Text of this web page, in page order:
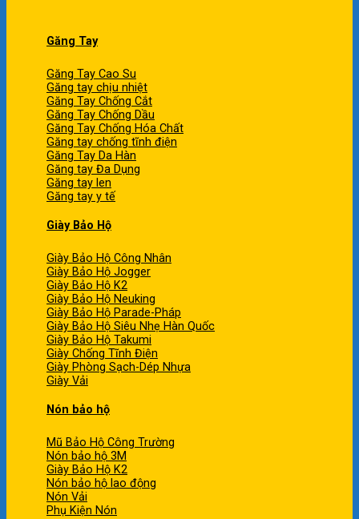
Găng Tay
Găng Tay Cao Su
Găng tay chịu nhiệt
Găng Tay Chống Cắt
Găng Tay Chống Dầu
Găng Tay Chống Hóa Chất
Găng tay chống tĩnh điện
Găng Tay Da Hàn
Găng tay Đa Dụng
Găng tay len
Găng tay y tế
Giày Bảo Hộ
Giày Bảo Hộ Công Nhân
Giày Bảo Hộ Jogger
Giày Bảo Hộ K2
Giày Bảo Hộ Neuking
Giày Bảo Hộ Parade-Pháp
Giày Bảo Hộ Siêu Nhẹ Hàn Quốc
Giày Bảo Hộ Takumi
Giày Chống Tĩnh Điện
Giày Phòng Sạch-Dép Nhựa
Giày Vải
Nón bảo hộ
Mũ Bảo Hộ Công Trường
Nón bảo hộ 3M
Giày Bảo Hộ K2
Nón bảo hộ lao động
Nón Vải
Phụ Kiện Nón